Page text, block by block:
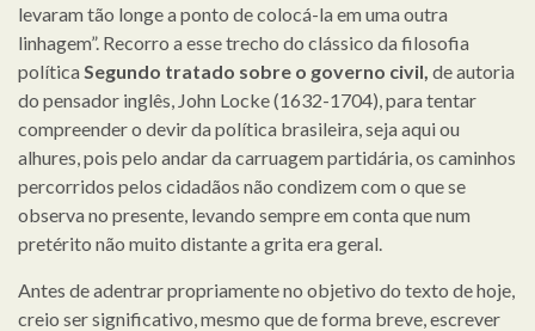
levaram tão longe a ponto de colocá-la em uma outra
linhagem”. Recorro a esse trecho do clássico da filosofia
política Segundo tratado sobre o governo civil, de autoria
do pensador inglês, John Locke (1632-1704), para tentar
compreender o devir da política brasileira, seja aqui ou
alhures, pois pelo andar da carruagem partidária, os caminhos
percorridos pelos cidadãos não condizem com o que se
observa no presente, levando sempre em conta que num
pretérito não muito distante a grita era geral.
Antes de adentrar propriamente no objetivo do texto de hoje,
creio ser significativo, mesmo que de forma breve, escrever